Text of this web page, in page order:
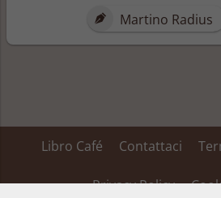
Martino Radius
Libro Café Contattaci
Privacy Policy